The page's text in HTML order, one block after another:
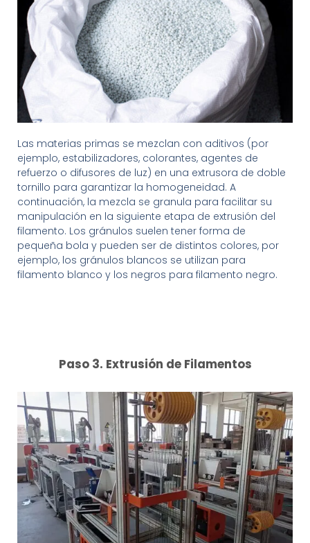
Las materias primas se mezclan con aditivos (por
ejemplo, estabilizadores, colorantes, agentes de
refuerzo o difusores de luz) en una extrusora de doble
tornillo para garantizar la homogeneidad. A
continuación, la mezcla se granula para facilitar su
manipulación en la siguiente etapa de extrusión del
filamento. Los gránulos suelen tener forma de
pequeña bola y pueden ser de distintos colores, por
ejemplo, los gránulos blancos se utilizan para
filamento blanco y los negros para filamento negro.
Paso 3. Extrusión de Filamentos